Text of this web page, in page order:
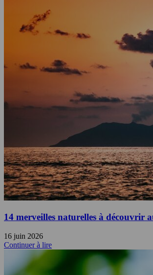
14 merveilles naturelles à découvrir
16 juin 2026
Continuer à lire